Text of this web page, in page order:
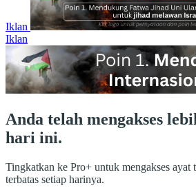
Iklan
Iklan
Anda telah mengakses
hari ini.
Tingkatkan ke Pro+ untuk mengakses ayat
terbatas setiap harinya.